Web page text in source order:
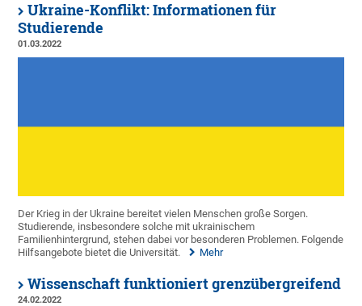
Ukraine-Konflikt: Informationen für
Studierende
01.03.2022
Der Krieg in der Ukraine bereitet vielen Menschen große Sorgen.
Studierende, insbesondere solche mit ukrainischem
Familienhintergrund, stehen dabei vor besonderen Problemen. Folgende
Hilfsangebote bietet die Universität.
Mehr
Wissenschaft funktioniert grenzübergreifend
24.02.2022